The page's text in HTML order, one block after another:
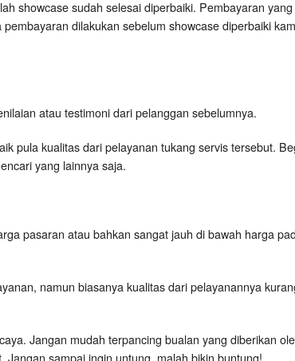
showcase sudah selesai diperbaiki. Pembayaran
dilakukan sebelum showcase diperbaiki
atau testimoni dari pelanggan sebelumnya.
pula kualitas dari pelayanan tukang servis tersebut.
yang lainnya saja.
pasaran atau bahkan sangat jauh di bawah harga
namun biasanya kualitas dari pelayanannya
Jangan mudah terpancing bualan yang diberikan
sampai ingin untung, malah bikin buntung!